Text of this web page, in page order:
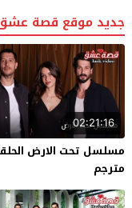
جديد موقع قصة
02:21:16
مترجم